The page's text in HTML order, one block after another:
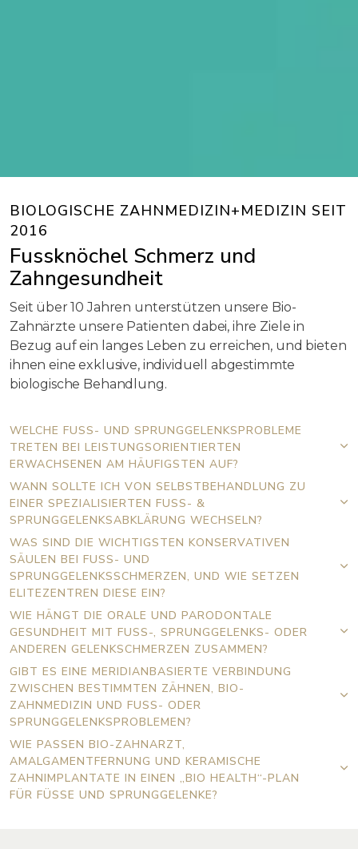
BIOLOGISCHE ZAHNMEDIZIN+MEDIZIN SEIT
2016
Fussknöchel Schmerz und
Zahngesundheit
Seit über 10 Jahren unterstützen unsere Bio-
Zahnärzte unsere Patienten dabei, ihre Ziele in
Bezug auf ein langes Leben zu erreichen, und bieten
ihnen eine exklusive, individuell abgestimmte
biologische Behandlung.
WELCHE FUSS- UND SPRUNGGELENKSPROBLEME T
RETEN BEI LEISTUNGSORIENTIERTEN E
RWACHSENEN AM HÄUFIGSTEN AUF?
WANN SOLLTE ICH VON SELBSTBEHANDLUNG ZU
EINER SPEZIALISIERTEN FUSS- & S
PRUNGGELENKSABKLÄRUNG WECHSELN?
WAS SIND DIE WICHTIGSTEN KONSERVATIVEN
SÄULEN BEI FUSS- UND S
PRUNGGELENKSSCHMERZEN, UND WIE SETZEN E
LITEZENTREN DIESE EIN?
WIE HÄNGT DIE ORALE UND PARODONTALE
GESUNDHEIT MIT FUSS-, SPRUNGGELENKS- ODER A
NDEREN GELENKSCHMERZEN ZUSAMMEN?
GIBT ES EINE MERIDIANBASIERTE VERBINDUNG
ZWISCHEN BESTIMMTEN ZÄHNEN, BIO-
ZAHNMEDIZIN UND FUSS- ODER S
PRUNGGELENKSPROBLEMEN?
WIE PASSEN BIO-ZAHNARZT,
AMALGAMENTFERNUNG UND KERAMISCHE
ZAHNIMPLANTATE IN EINEN „BIO HEALTH“-PLAN
FÜR FÜSSE UND SPRUNGGELENKE?